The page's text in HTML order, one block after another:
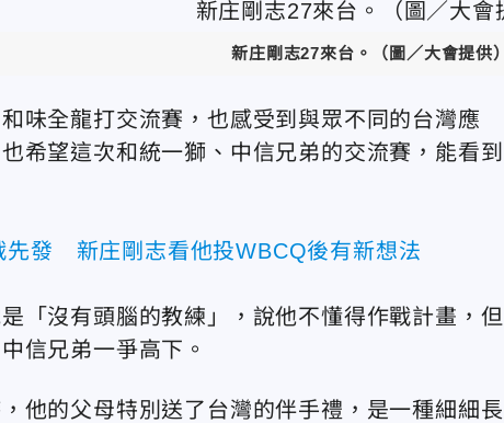
新庄剛志27來台。（圖／大會提供）
味全龍打交流賽，也感受到與眾不同的台灣應
希望這次和統一獅、中信兄弟的交流賽，能看到
先發 新庄剛志看他投WBCQ後有新想法
「沒有頭腦的教練」，說他不懂得作戰計畫，但
信兄弟一爭高下。
他的父母特別送了台灣的伴手禮，是一種細細長